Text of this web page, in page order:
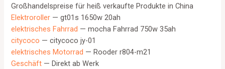
Großhandelspreise für heiß verkaufte Produkte in China
Elektroroller — gt01s 1650w 20ah
elektrisches Fahrrad — mocha Fahrrad 750w 35ah
citycoco — citycoco jy-01
elektrisches Motorrad — Rooder r804-m21
Geschäft — Direkt ab Werk